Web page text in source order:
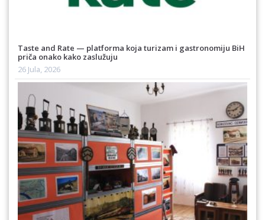
Taste and Rate — platforma koja turizam i gastronomiju BiH
priča onako kako zaslužuju
26 Jula, 2026